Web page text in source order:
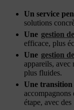
Un service
solutions
Une gestion
efficace, plus
Une gestion
appareils, avec
plus fluides.
Une transition
accompagnons
étape, avec des